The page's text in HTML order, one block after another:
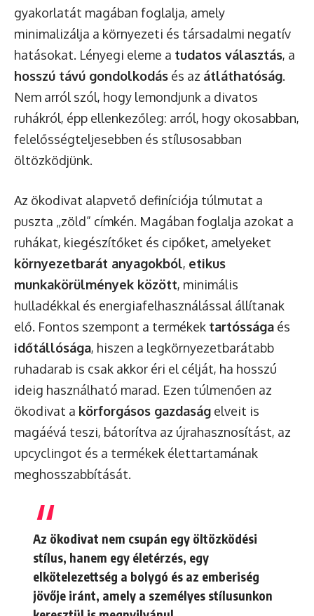
gyakorlatát magában foglalja, amely
minimalizálja a környezeti és társadalmi negatív
hatásokat. Lényegi eleme a tudatos választás, a
hosszú távú gondolkodás és az átláthatóság.
Nem arról szól, hogy lemondjunk a divatos
ruhákról, épp ellenkezőleg: arról, hogy okosabban,
felelősségteljesebben és stílusosabban
öltözködjünk.
Az ökodivat alapvető definíciója túlmutat a
puszta „zöld” címkén. Magában foglalja azokat a
ruhákat, kiegészítőket és cipőket, amelyeket
környezetbarát anyagokból, etikus
munkakörülmények között, minimális
hulladékkal és energiafelhasználással állítanak
elő. Fontos szempont a termékek tartóssága és
időtállósága, hiszen a legkörnyezetbarátabb
ruhadarab is csak akkor éri el célját, ha hosszú
ideig használható marad. Ezen túlmenően az
ökodivat a körforgásos gazdaság elveit is
magáévá teszi, bátorítva az újrahasznosítást, az
upcyclingot és a termékek élettartamának
meghosszabbítását.
Az ökodivat nem csupán egy öltözködési
stílus, hanem egy életérzés, egy
elkötelezettség a bolygó és az emberiség
jövője iránt, amely a személyes stílusunkon